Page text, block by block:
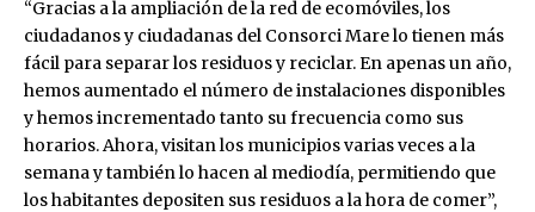
“Gracias a la ampliación de la red de ecomóviles, los
ciudadanos y ciudadanas del Consorci Mare lo tienen más
fácil para separar los residuos y reciclar. En apenas un año,
hemos aumentado el número de instalaciones disponibles
y hemos incrementado tanto su frecuencia como sus
horarios. Ahora, visitan los municipios varias veces a la
semana y también lo hacen al mediodía, permitiendo que
los habitantes depositen sus residuos a la hora de comer”,